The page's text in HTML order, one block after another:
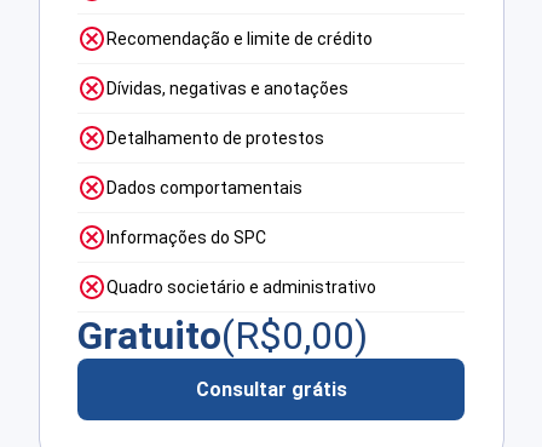
Recomendação e limite de crédito
Dívidas, negativas e anotações
Detalhamento de protestos
Dados comportamentais
Informações do SPC
Quadro societário e administrativo
Gratuito(R$0,00)
Consultar grátis